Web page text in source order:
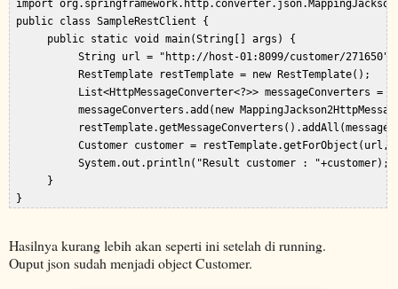
import
public class SampleRestClient {
      public static void main(String[] args) {
String url = "http://host-01:8099/customer/
           RestTemplate restTemplate = new RestTemplate();
List<HttpMessageConverter<?>> messageConverters
messageConverters.add(new
Customer customer =
System.out.println("Result customer :
      }
Hasilnya kurang lebih akan seperti ini setelah di running.
Ouput json sudah menjadi object Customer.